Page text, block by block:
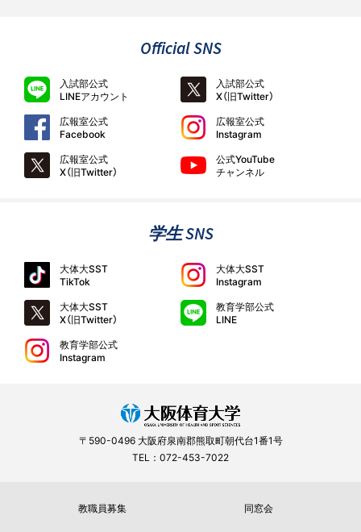
Official SNS
入試部公式
LINEアカウント
入試部公式
X（旧Twitter）
広報室公式
Facebook
広報室公式
Instagram
広報室公式
X（旧Twitter）
公式YouTube
チャンネル
学生 SNS
大体大SST
TikTok
大体大SST
Instagram
大体大SST
X（旧Twitter）
教育学部公式
LINE
教育学部公式
Instagram
〒590-0496 大阪府泉南郡熊取町朝代台1番1号
TEL：072-453-7022
教職員募集
同窓会